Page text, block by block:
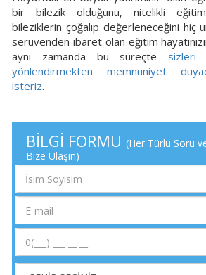
bir bilezik olduğunu, nitelikli
bileziklerin çoğalıp değerleneceğini hiç
serüvenden ibaret olan eğitim
aynı zamanda bu süreçte sizleri
yönlendirmekten memnuniyet
isteriz.
BİLGİ FORMU(Her Türlü Soru
Bize Ulaşın)